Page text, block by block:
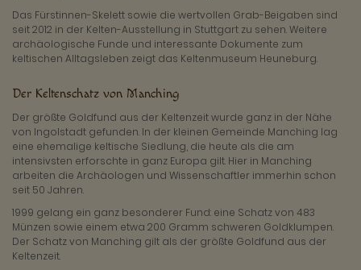
Das Fürstinnen-Skelett sowie die wertvollen Grab-Beigaben sind
seit 2012 in der Kelten-Ausstellung in Stuttgart zu sehen. Weitere
archäologische Funde und interessante Dokumente zum
keltischen Alltagsleben zeigt das Keltenmuseum Heuneburg.
Der Keltenschatz von Manching
Der größte Goldfund aus der Keltenzeit wurde ganz in der Nähe
von Ingolstadt gefunden. In der kleinen Gemeinde Manching lag
eine ehemalige keltische Siedlung, die heute als die am
intensivsten erforschte in ganz Europa gilt. Hier in Manching
arbeiten die Archäologen und Wissenschaftler immerhin schon
seit 50 Jahren.
1999 gelang ein ganz besonderer Fund: eine Schatz von 483
Münzen sowie einem etwa 200 Gramm schweren Goldklumpen.
Der Schatz von Manching gilt als der größte Goldfund aus der
Keltenzeit.